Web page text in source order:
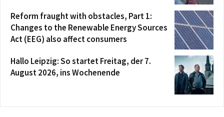
Reform fraught with obstacles, Part 1:
Changes to the Renewable Energy Sources
Act (EEG) also affect consumers
Hallo Leipzig: So startet Freitag, der 7.
August 2026, ins Wochenende